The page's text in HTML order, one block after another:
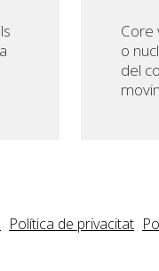
Core
o
del
Política de privacitat